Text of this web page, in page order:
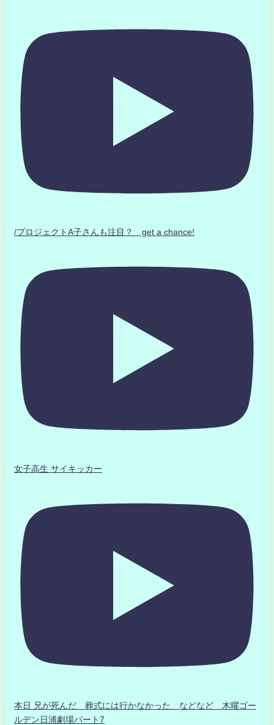
/プロジェクトA子さんも注目？ get a chance!
女子高生 サイキッカー
本日 兄が死んだ 葬式には行かなかった などなど 木曜ゴー
ルデン日浦劇場パート7